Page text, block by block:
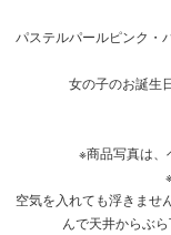
パステルパールピンク・
女の子のお誕生
※商品写真は、
空気を入れても浮きませ
んで天井からぶ